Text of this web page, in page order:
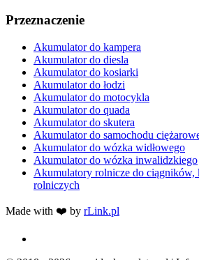
Przeznaczenie
Akumulator do kampera
Akumulator do diesla
Akumulator do kosiarki
Akumulator do łodzi
Akumulator do motocykla
Akumulator do quada
Akumulator do skutera
Akumulator do samochodu
Akumulator do wózka widłowego
Akumulator do wózka inwalidzkiego
Akumulatory rolnicze do ciągników,
rolniczych
Made with ❤️ by rLink.pl